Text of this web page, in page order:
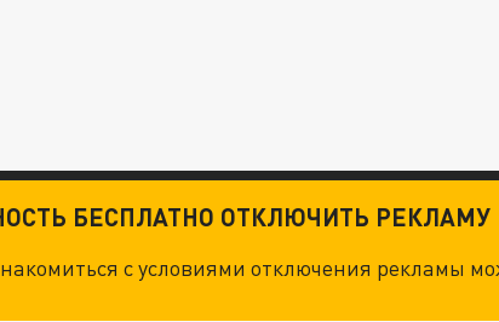
БЕСПЛАТНО ОТКЛЮЧИТЬ РЕКЛАМУ
с условиями отключения рекламы